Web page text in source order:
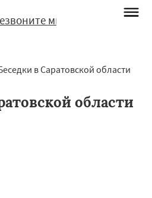
мне
в Саратовской области
области